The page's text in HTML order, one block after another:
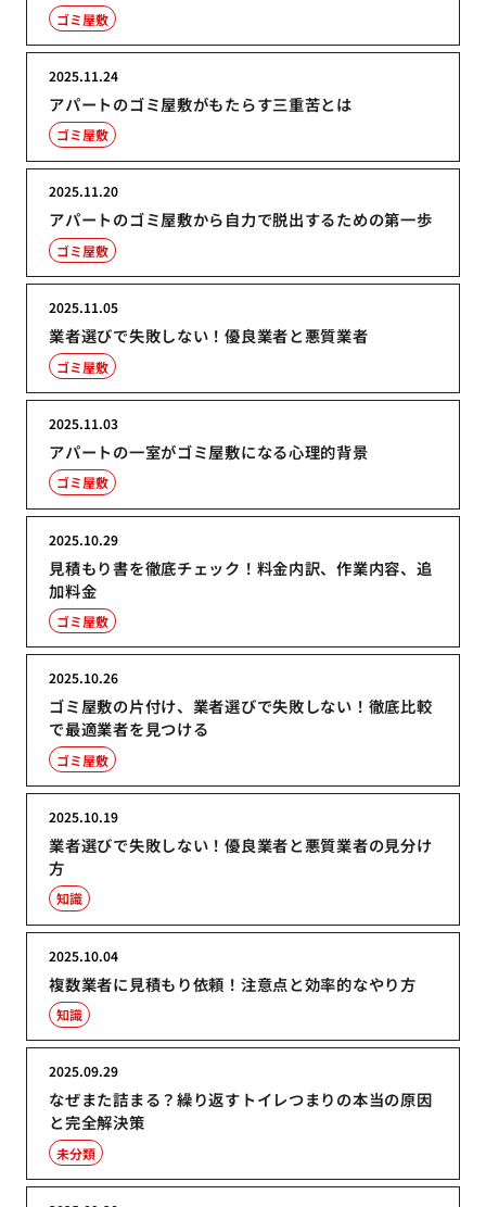
ゴミ屋敷
アパートのゴミ屋敷がもたらす三重苦とは
2025.11.24
ゴミ屋敷
アパートのゴミ屋敷から自力で脱出するための第一歩
2025.11.20
ゴミ屋敷
業者選びで失敗しない！優良業者と悪質業者
2025.11.05
ゴミ屋敷
アパートの一室がゴミ屋敷になる心理的背景
2025.11.03
ゴミ屋敷
見積もり書を徹底チェック！料金内訳、作業内容、追
加料金
2025.10.29
ゴミ屋敷
ゴミ屋敷の片付け、業者選びで失敗しない！徹底比較
で最適業者を見つける
2025.10.26
ゴミ屋敷
業者選びで失敗しない！優良業者と悪質業者の見分け
方
2025.10.19
知識
複数業者に見積もり依頼！注意点と効率的なやり方
2025.10.04
知識
なぜまた詰まる？繰り返すトイレつまりの本当の原因
と完全解決策
2025.09.29
未分類